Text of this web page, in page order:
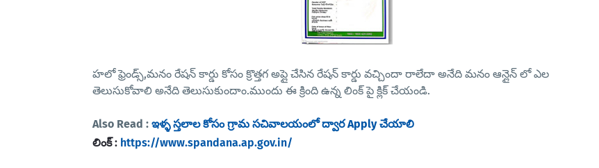
హలో ఫ్రెండ్స్,మనం రేషన్ కార్డు కోసం క్రొత్తగ అప్లై చేసిన రేషన్ కార్డు వచ్చిందా రాలేదా అనేది మనం ఆన్లైన్ లో ఎల
తెలుసుకోవాలి అనేది తెలుసుకుందాం.ముందు ఈ క్రింది ఉన్న లింక్ పై క్లిక్ చేయండి.
Also Read : ఇళ్ళ స్తలాల కోసం గ్రామ సచివాలయంలో ద్వార Apply చేయాలి
లింక్ : https://www.spandana.ap.gov.in/